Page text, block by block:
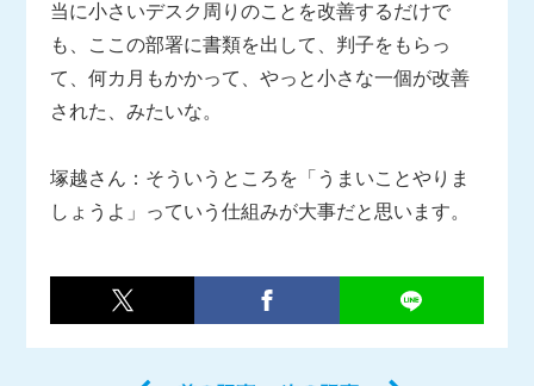
当に小さいデスク周りのことを改善するだけで
も、ここの部署に書類を出して、判子をもらっ
て、何カ月もかかって、やっと小さな一個が改善
された、みたいな。
塚越さん：そういうところを「うまいことやりま
しょうよ」っていう仕組みが大事だと思います。